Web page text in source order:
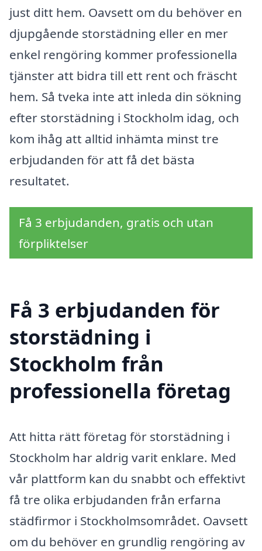
just ditt hem. Oavsett om du behöver en
djupgående storstädning eller en mer
enkel rengöring kommer professionella
tjänster att bidra till ett rent och fräscht
hem. Så tveka inte att inleda din sökning
efter storstädning i Stockholm idag, och
kom ihåg att alltid inhämta minst tre
erbjudanden för att få det bästa
resultatet.
Få 3 erbjudanden, gratis och utan
förpliktelser
Få 3 erbjudanden för
storstädning i
Stockholm från
professionella företag
Att hitta rätt företag för storstädning i
Stockholm har aldrig varit enklare. Med
vår plattform kan du snabbt och effektivt
få tre olika erbjudanden från erfarna
städfirmor i Stockholmsområdet. Oavsett
om du behöver en grundlig rengöring av